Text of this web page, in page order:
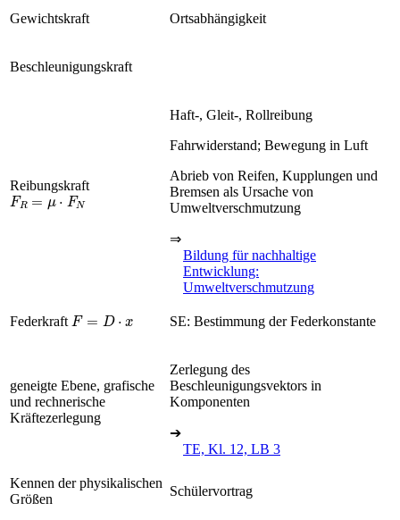
Gewichtskraft Ortsabhängigkeit
Beschleunigungskraft
Reibungskraft
FR=μ·FN
Haft-, Gleit-, Rollreibung
Fahrwiderstand; Bewegung in Luft
Abrieb von Reifen, Kupplungen und
Bremsen als Ursache von
Umweltverschmutzung
⇒
Bildung für nachhaltige
Entwicklung:
Umweltverschmutzung
Federkraft F= x SE: Bestimmung der Federkonstante
geneigte Ebene, grafische
und rechnerische
Kräftezerlegung
Zerlegung des
Beschleunigungsvektors in
Komponenten
➔
TE, Kl. 12, LB 3
Kennen der physikalischen
Größen
Schülervortrag